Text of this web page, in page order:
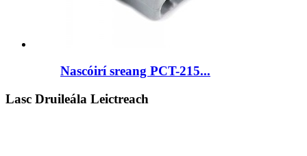
Nascóirí sreang PCT-215...
Lasc Druileála Leictreach